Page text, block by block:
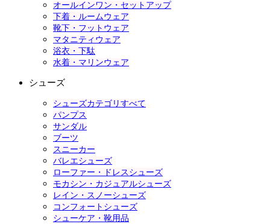
オールインワン・セットアップ
下着・ルームウェア
靴下・フットウェア
マタニティウェア
浴衣・下駄
水着・マリンウェア
シューズ
シューズカテゴリすべて
パンプス
サンダル
ブーツ
スニーカー
バレエシューズ
ローファー・ドレスシューズ
モカシン・カジュアルシューズ
レイン・スノーシューズ
コンフォートシューズ
シューケア・靴用品